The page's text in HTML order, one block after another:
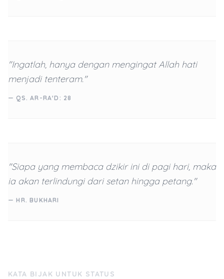
"Ingatlah, hanya dengan mengingat Allah hati
menjadi tenteram."
— QS. AR-RA'D: 28
"Siapa yang membaca dzikir ini di pagi hari, maka
ia akan terlindungi dari setan hingga petang."
— HR. BUKHARI
KATA BIJAK UNTUK STATUS